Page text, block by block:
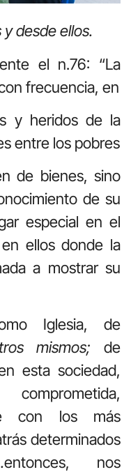
ydesdeellos.
el n.76: “La
frecuencia, en
y heridos de la
entre los pobres
de bienes, sino
de su
especial en el
ellos donde la
a mostrar su
Iglesia, de
mismos; de
esta sociedad,
con los más
determinados
entonces, nos